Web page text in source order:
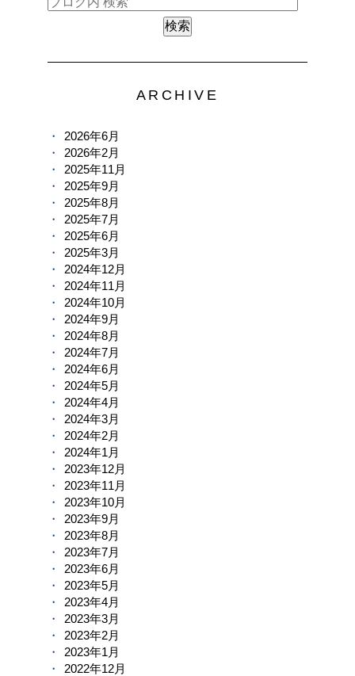
ARCHIVE
2026年6月
2026年2月
2025年11月
2025年9月
2025年8月
2025年7月
2025年6月
2025年3月
2024年12月
2024年11月
2024年10月
2024年9月
2024年8月
2024年7月
2024年6月
2024年5月
2024年4月
2024年3月
2024年2月
2024年1月
2023年12月
2023年11月
2023年10月
2023年9月
2023年8月
2023年7月
2023年6月
2023年5月
2023年4月
2023年3月
2023年2月
2023年1月
2022年12月